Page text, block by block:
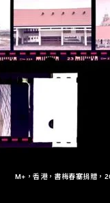
M+，香港，書梅春塞捐贈，